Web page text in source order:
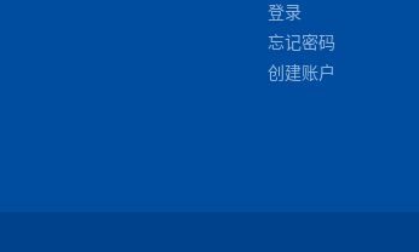
登录
忘记密码
创建账户